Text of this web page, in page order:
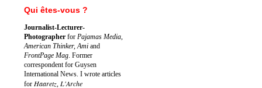
Qui êtes-vous ?
Journalist-Lecturer-
Photographer for Pajamas Media,
American Thinker, Ami and
FrontPage Mag. Former
correspondent for Guysen
International News. I wrote articles
for Haaretz, L'Arche